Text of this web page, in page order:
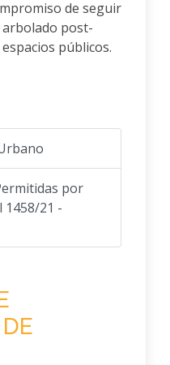
de seguir
post-
públicos.
por
1458/21 -